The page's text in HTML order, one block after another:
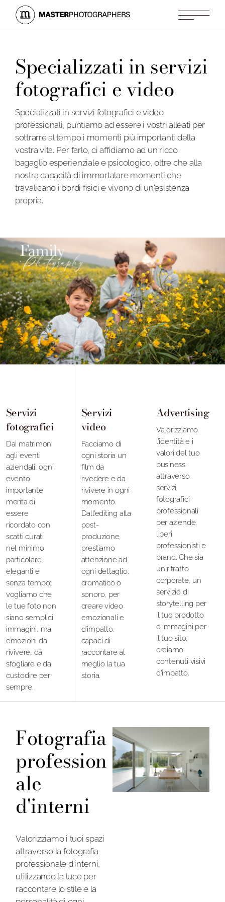
Specializzati in servizi
fotografici e video
Specializzati in servizi fotografici e video
professionali, puntiamo ad essere i vostri alleati per
sottrarre al tempo i momenti più importanti della
vostra vita. Per farlo, ci affidiamo ad un ricco
bagaglio esperienziale e psicologico, oltre che alla
nostra capacità di immortalare momenti che
travalicano i bordi fisici e vivono di un'esistenza
propria.
Servizi
fotografici
Dai matrimoni
agli eventi
aziendali, ogni
evento
importante
merita di
essere
ricordato con
scatti curati
nel minimo
particolare,
eleganti e
senza tempo:
vogliamo che
le tue foto non
siano semplici
immagini, ma
emozioni da
rivivere, da
sfogliare e da
custodire per
sempre.
Servizi
fotografici
Dai matrimoni
agli eventi
aziendali, ogni
evento
importante
merita di
essere
ricordato con
scatti curati
nel minimo
particolare,
eleganti e
senza tempo:
vogliamo che
le tue foto non
siano semplici
immagini, ma
emozioni da
rivivere, da
sfogliare e da
custodire per
sempre.
Servizi
video
Facciamo di
ogni storia un
film da
rivedere e da
rivivere in ogni
momento.
Dall’editing alla
post-
produzione,
prestiamo
attenzione ad
ogni dettaglio,
cromatico o
sonoro, per
creare video
emozionali e
d’impatto,
capaci di
raccontare al
meglio la tua
storia.
Servizi
video
Facciamo di
ogni storia un
film da
rivedere e da
rivivere in ogni
momento.
Dall’editing alla
post-
produzione,
prestiamo
attenzione ad
ogni dettaglio,
cromatico o
sonoro, per
creare video
emozionali e
d’impatto,
capaci di
raccontare al
meglio la tua
storia.
Advertising
Valorizziamo
l’identità e i
valori del tuo
business
attraverso
servizi
fotografici
professionali
per aziende,
liberi
professionisti e
brand. Che sia
un ritratto
corporate, un
servizio di
storytelling per
il tuo prodotto
o immagini per
il tuo sito,
creiamo
contenuti visivi
d'impatto.
Advertising
Valorizziamo
l’identità e i
valori del tuo
business
attraverso
servizi
fotografici
professionali
per aziende,
liberi
professionisti e
brand. Che sia
un ritratto
corporate, un
servizio di
storytelling per
il tuo prodotto
o immagini per
il tuo sito,
creiamo
contenuti visivi
d'impatto.
Fotografia
profession
ale
d'interni
Valorizziamo i tuoi spazi
attraverso la fotografia
professionale d'interni,
utilizzando la luce per
raccontare lo stile e la